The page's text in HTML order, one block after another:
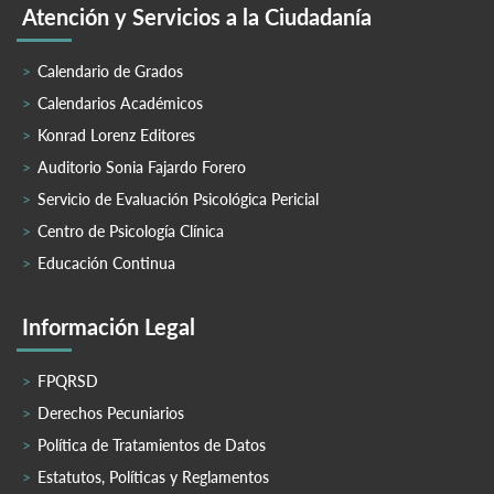
Atención y Servicios a la Ciudadanía
Calendario de Grados
Calendarios Académicos
Konrad Lorenz Editores
Auditorio Sonia Fajardo Forero
Servicio de Evaluación Psicológica Pericial
Centro de Psicología Clínica
Educación Continua
Información Legal
FPQRSD
Derechos Pecuniarios
Política de Tratamientos de Datos
Estatutos, Políticas y Reglamentos